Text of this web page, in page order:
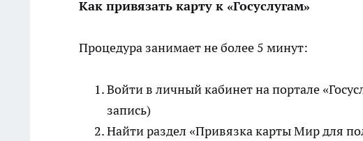
Как привязать карту к «Госуслугам»
Процедура занимает не более 5 минут:
Войти в личный кабинет на портале
запись)
Найти раздел «Привязка карты Мир для